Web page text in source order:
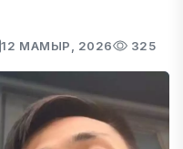
12 МАМЫР, 2026 325